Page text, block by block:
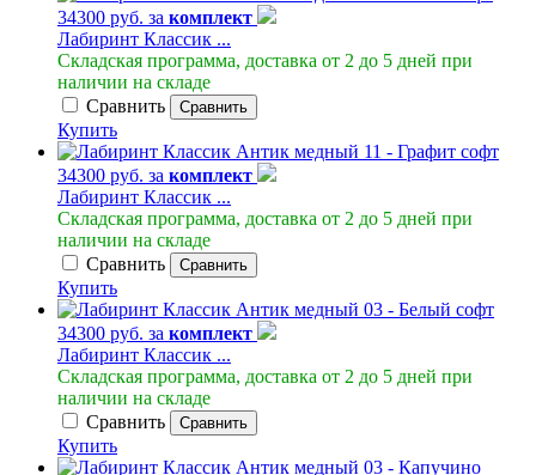
34300 руб. за комплект
Лабиринт Классик ...
Складская программа, доставка от 2 до 5 дней при
наличии на складе
Сравнить
Сравнить
Купить
34300 руб. за комплект
Лабиринт Классик ...
Складская программа, доставка от 2 до 5 дней при
наличии на складе
Сравнить
Сравнить
Купить
34300 руб. за комплект
Лабиринт Классик ...
Складская программа, доставка от 2 до 5 дней при
наличии на складе
Сравнить
Сравнить
Купить